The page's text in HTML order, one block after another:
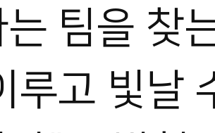
는 팀을 찾
루고 빛날